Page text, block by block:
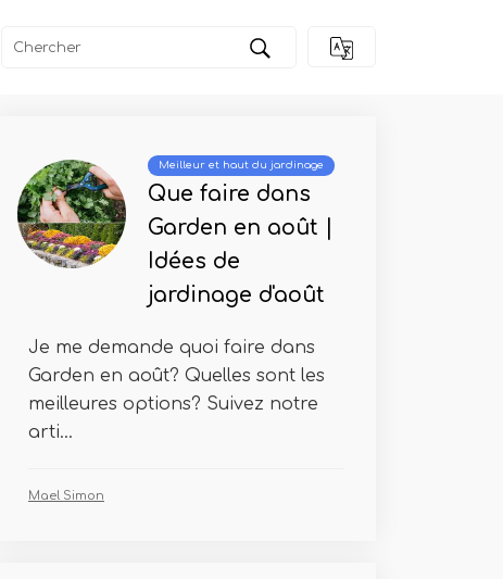
Meilleur et haut du jardinage
Que faire dans
Garden en août |
Idées de
jardinage d'août
Je me demande quoi faire dans
Garden en août? Quelles sont les
meilleures options? Suivez notre
arti...
Mael Simon